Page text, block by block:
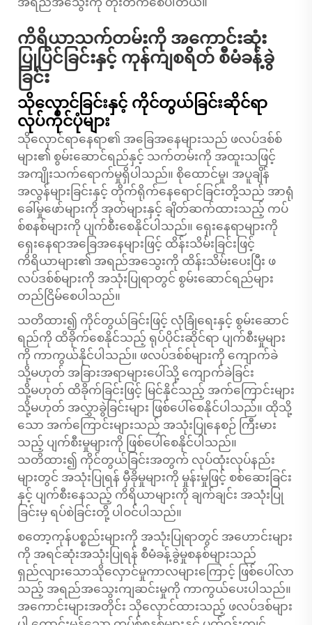
ကိရိယာသက်တမ်းကို အကောင်းဆုံး
ပြုပြင်ခြင်းနှင့် ကုန်ကျစရိတ် စီမံခန့်ခွဲ
ခြင်း
သိုလှောင်ခြင်းနှင့် ကိုင်တွယ်ခြင်းဆိုင်ရာ
လုပ်ကိုင်ပုံများ
သိုလှောင်ရာနေရာ၏ အခြေအနေများသည် ဖလပ်ဒစ်စ်
များ၏ စွမ်းဆောင်ရည်နှင့် သက်တမ်းကို အထူးသဖြင့်
အကျိုးသက်ရောက်မှုရှိပါသည်။ စိုထောင်မှု၊ အပူချိန်
အလွန်များခြင်းနှင့် တိုက်ရိုက်နေရောင်ခြင်းတို့သည် အာရုံ
ခေါ်မှုဖော်များကို အုတ်များနှင့် ချိတ်ဆက်ထားသည့် ကပ်
စ်စနစ်များကို ပျက်စီးစေနိုင်ပါသည်။ ရှေးနေရာများကို
ရှေးနေရာအခြေအနေများဖြင့် ထိန်းသိမ်းခြင်းဖြင့်
ကိရိယာများ၏ အရည်အသွေးကို ထိန်းသိမ်းပေးပြီး ဖ
လပ်ဒစ်စ်များကို အသုံးပြုရာတွင် စွမ်းဆောင်ရည်များ
တည်ငြိမ်စေပါသည်။
သတိထား၍ ကိုင်တွယ်ခြင်းဖြင့် လုံခြုံရေးနှင့် စွမ်းဆောင်
ရည်ကို ထိခိုက်စေနိုင်သည့် ရုပ်ပိုင်းဆိုင်ရာ ပျက်စီးမှုများ
ကို ကာကွယ်နိုင်ပါသည်။ ဖလပ်ဒစ်စ်များကို ကျောက်ခဲ
သို့မဟုတ် အခြားအရာများပေါ်သို့ ကျောက်ခဲခြင်း
သို့မဟုတ် ထိခိုက်ခြင်းဖြင့် မြင်နိုင်သည့် အက်ကြောင်းများ
သို့မဟုတ် အလွှာခွဲခြင်းများ ဖြစ်ပေါ်စေနိုင်ပါသည်။ ထိုသို့
သော အက်ကြောင်းများသည် အသုံးပြုနေစဉ် ကြီးမား
သည့် ပျက်စီးမှုများကို ဖြစ်ပေါ်စေနိုင်ပါသည်။
သတိထား၍ ကိုင်တွယ်ခြင်းအတွက် လုပ်ထုံးလုပ်နည်း
များတွင် အသုံးပြုရန် မှီခိုမှုများကို မှုန်းမှုဖြင့် စစ်ဆေးခြင်း
နှင့် ပျက်စီးနေသည့် ကိရိယာများကို ချက်ချင်း အသုံးပြု
ခြင်းမှ ရပ်စဲခြင်းတို့ ပါဝင်ပါသည်။
စတော့ကုန်ပစ္စည်းများကို အသုံးပြုရာတွင် အဟောင်းများ
ကို အရင်ဆုံးအသုံးပြုရန် စီမံခန့်ခွဲမှုစနစ်များသည်
ရှည်လျားသောသိုလှောင်မှုကာလများကြောင့် ဖြစ်ပေါ်လာ
သည့် အရည်အသွေးကျဆင်းမှုကို ကာကွယ်ပေးပါသည်။
အကောင်းများအတိုင်း သိုလှောင်ထားသည့် ဖလပ်ဒစ်များ